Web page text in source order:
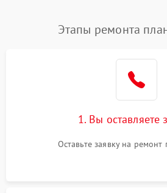
Этапы ремонта
1. Вы оставляете
Оставьте заявку на ремонт